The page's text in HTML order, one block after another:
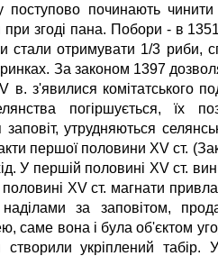
починають
згоді пана. Побори - в
отримувати 1/3 риби,
За законом 1397
з'явилися комітатського
погіршується, їх
утрудняються
першої половини XV ст.
У першій половині XV ст.
XV ст. магнати
за заповітом,
саме вона і була об'єктом
укріплений